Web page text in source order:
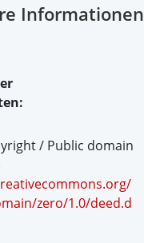
Informationen
/ Public domain
zero/1.0/deed.d